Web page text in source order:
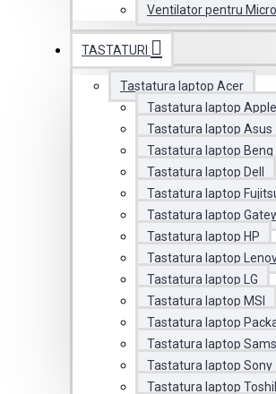
Ventilator pentru
TASTATURI
Tastatura laptop Acer
Tastatura laptop Apple
Tastatura laptop Asus
Tastatura laptop Benq
Tastatura laptop Dell
Tastatura laptop
Tastatura laptop
Tastatura laptop HP
Tastatura laptop
Tastatura laptop LG
Tastatura laptop MSI
Tastatura laptop
Tastatura laptop
Tastatura laptop Sony
Tastatura laptop